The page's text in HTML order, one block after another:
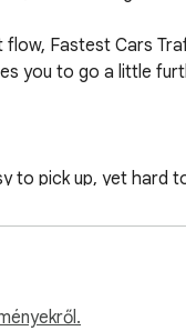
Fastest Cars
you to go a little
to pick up, yet
is a great
a relaxed driving